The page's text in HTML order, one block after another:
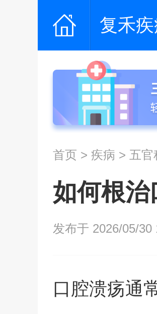
复禾
首页 > 疾病 > 五官
如何根治
发布于 2026/05/30
口腔溃疡通